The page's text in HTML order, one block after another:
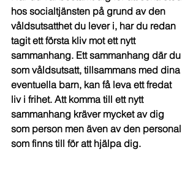
hos socialtjänsten på grund av den
våldsutsatthet du lever i, har du redan
tagit ett första kliv mot ett nytt
sammanhang. Ett sammanhang där du
som våldsutsatt, tillsammans med dina
eventuella barn, kan få leva ett fredat
liv i frihet. Att komma till ett nytt
sammanhang kräver mycket av dig
som person men även av den personal
som finns till för att hjälpa dig.